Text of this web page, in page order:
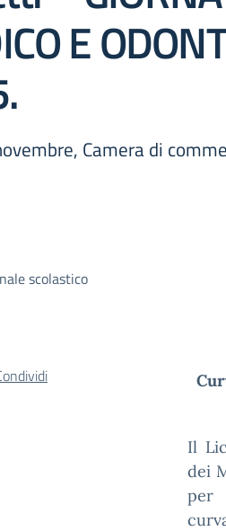
E
Camera di
scolastico
Il
dei
per